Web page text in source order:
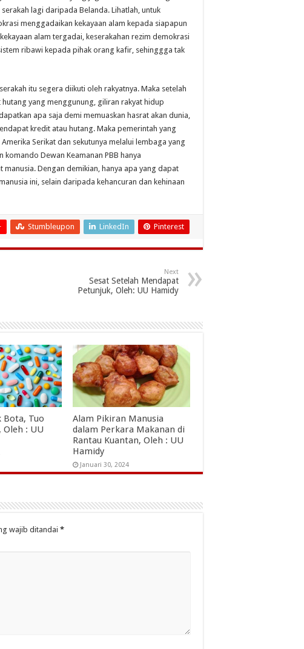
lagi daripada Belanda. Lihatlah, untuk
menggadaikan kekayaan alam kepada siapapun
alam tergadai, keserakahan rezim demokrasi
ribawi kepada pihak orang kafir, sehinggga tak
itu segera diikuti oleh rakyatnya. Maka setelah
yang menggunung, giliran rakyat hidup
apa saja demi memuaskan hasrat akan dunia,
kredit atau hutang. Maka pemerintah yang
Serikat dan sekutunya melalui lembaga yang
komando Dewan Keamanan PBB hanya
Dengan demikian, hanya apa yang dapat
ini, selain daripada kehancuran dan kehinaan
Stumbleupon LinkedIn Pinterest
Next
Sesat Setelah Mendapat
Petunjuk, Oleh: UU Hamidy
Bota, Tuo
: UU
Alam Pikiran Manusia
dalam Perkara Makanan di
Rantau Kuantan, Oleh : UU
Hamidy
Januari 30, 2024
wajib ditandai *